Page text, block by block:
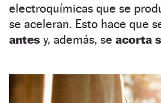
electroquímicas que se
se aceleran. Esto hace que
antes y, además, se acorta